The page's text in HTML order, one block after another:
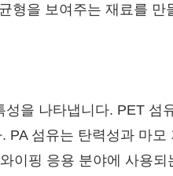
형을 보여주는 재료를 만
을 나타냅니다. PET 섬
섬유는 탄력성과 마모
이핑 응용 분야에 사용되